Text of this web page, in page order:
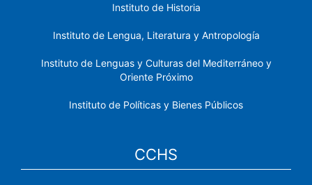
Instituto de Historia
Instituto de Lengua, Literatura y Antropología
Instituto de Lenguas y Culturas del Mediterráneo y
Oriente Próximo
Instituto de Políticas y Bienes Públicos
CCHS